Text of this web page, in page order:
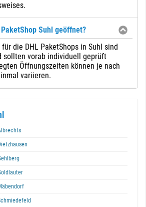
Suhl geöffnet?
die DHL PaketShops in Suhl sind
sollten vorab individuell geprüft
Öffnungszeiten können je nach
variieren.